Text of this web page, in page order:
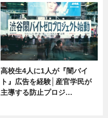
高校生4人に1人が『闇バイ
ト』広告を経験│産官学民が
主導する防止プロジ…